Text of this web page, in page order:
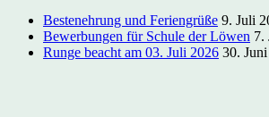
Bestenehrung und Feriengrüße 9. Juli
Bewerbungen für Schule der Löwen 7.
Runge beacht am 03. Juli 2026 30.